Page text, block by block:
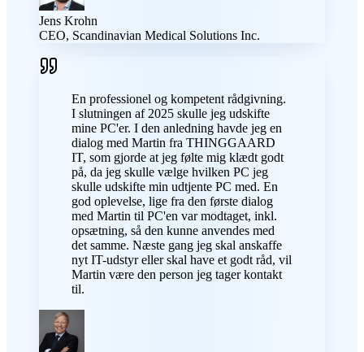
Jens Krohn
CEO, Scandinavian Medical Solutions Inc.
En professionel og kompetent rådgivning.
I slutningen af 2025 skulle jeg udskifte
mine PC'er. I den anledning havde jeg en
dialog med Martin fra THINGGAARD
IT, som gjorde at jeg følte mig klædt godt
på, da jeg skulle vælge hvilken PC jeg
skulle udskifte min udtjente PC med. En
god oplevelse, lige fra den første dialog
med Martin til PC'en var modtaget, inkl.
opsætning, så den kunne anvendes med
det samme. Næste gang jeg skal anskaffe
nyt IT-udstyr eller skal have et godt råd, vil
Martin være den person jeg tager kontakt
til.